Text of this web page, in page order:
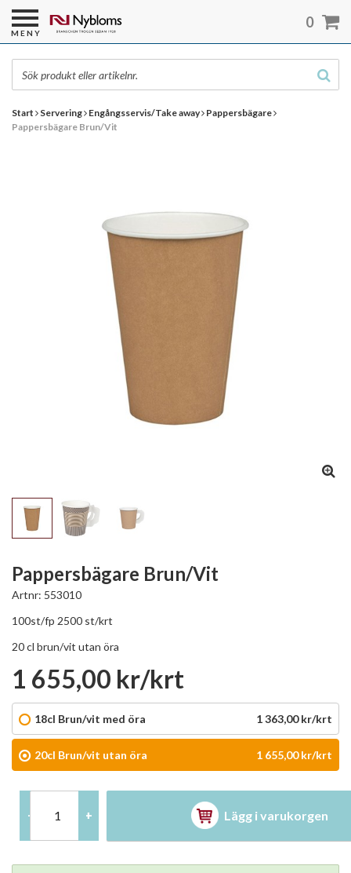
Start Servering Engångsservis/Take away Pappersbägare
Pappersbägare Brun/Vit
Pappersbägare Brun/Vit
Artnr: 553010
100st/fp 2500 st/krt
20 cl brun/vit utan öra
1 655,00 kr/krt
18cl Brun/vit med öra 1 363,00 kr/krt
20cl Brun/vit utan öra 1 655,00 kr/krt
- + Lägg i varukorgen
MENY
0